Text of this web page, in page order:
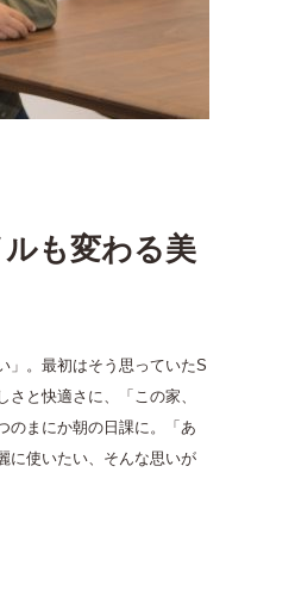
も変わる美
」。最初はそう思っていたS
と快適さに、「この家、
のまにか朝の日課に。「あ
に使いたい、そんな思いが